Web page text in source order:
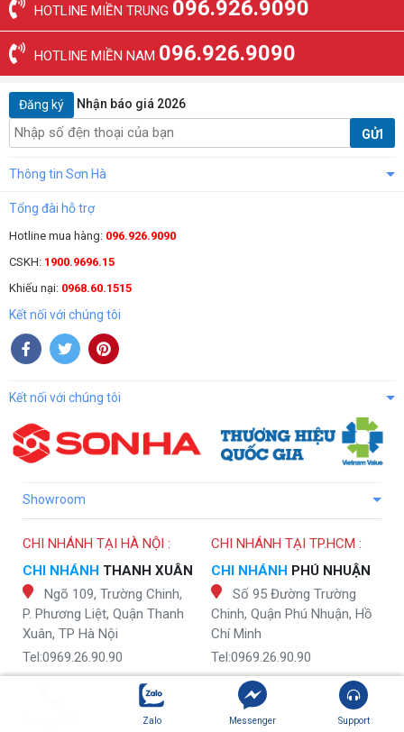
HOTLINE MIỀN TRUNG 096.926.9090
HOTLINE MIỀN NAM 096.926.9090
Đăng ký Nhận báo giá 2026
GỬI
Thông tin Sơn Hà
Tổng đài hỗ trợ
Hotline mua hàng: 096.926.9090
CSKH: 1900.9696.15
Khiếu nại: 0968.60.1515
Kết nối với chúng tôi
Kết nối với chúng tôi
Showroom
CHI NHÁNH TẠI HÀ NỘI :
CHI NHÁNH THANH XUÂN
Ngõ 109, Trường Chinh,
P. Phương Liệt, Quận Thanh
Xuân, TP Hà Nội
Tel:0969.26.90.90
THANH XUÂN
Tầng 3 Tòa Nhà N4D, Số
50 Lê Văn Lương, Quận
CHI NHÁNH TẠI TP.HCM :
CHI NHÁNH PHÚ NHUẬN
Số 95 Đường Trường
Chinh, Quận Phú Nhuận, Hồ
Chí Minh
Tel:0969.26.90.90
CHI NHÁNH
QUẬN 12
Số 1 Khu Dân Cư An
Sương, P. Tân Hưng Thuận,
Zalo Messenger Support